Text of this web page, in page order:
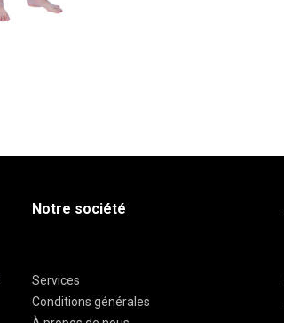
Notre société
Services
Conditions générales